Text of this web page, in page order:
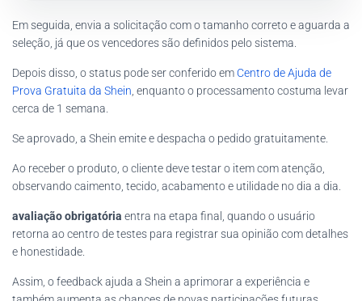
Em seguida, envia a solicitação com o tamanho correto e aguarda a
seleção, já que os vencedores são definidos pelo sistema.
Depois disso, o status pode ser conferido em Centro de Ajuda de
Prova Gratuita da Shein , enquanto o processamento costuma levar
cerca de 1 semana.
Se aprovado, a Shein emite e despacha o pedido gratuitamente.
Ao receber o produto, o cliente deve testar o item com atenção,
observando caimento, tecido, acabamento e utilidade no dia a dia.
avaliação obrigatória entra na etapa final, quando o usuário
retorna ao centro de testes para registrar sua opinião com detalhes
e honestidade.
Assim, o feedback ajuda a Shein a aprimorar a experiência e